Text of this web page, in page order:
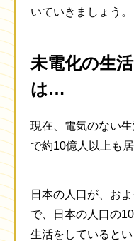
いていきましょう。
未電化の生
は…
現在、電気のない
で約10億人以上も
日本の人口が、お
で、日本の人口の
生活をしていると